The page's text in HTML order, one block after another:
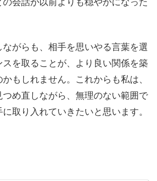
がらも、相手を思いやる言葉を選
を取ることが、より良い関係を築
もしれません。これからも私は、
つめ直しながら、無理のない範囲で
取り入れていきたいと思います。